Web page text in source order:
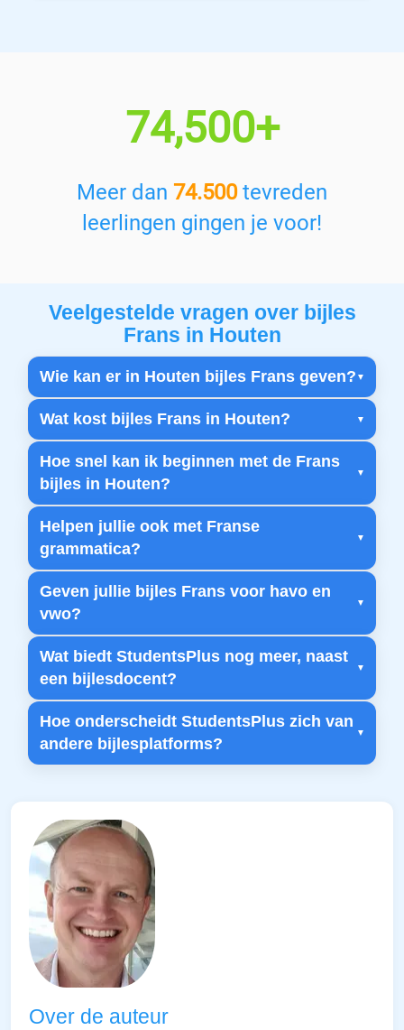
74,500+
Meer dan 74.500tevreden
leerlingen gingen je voor!
Veelgestelde vragen over bijles
Frans in Houten
Wie kan er in Houten bijles Frans geven?
Wat kost bijles Frans in Houten?
Hoe snel kan ik beginnen met de Frans
bijles in Houten?
Helpen jullie ook met Franse
grammatica?
Geven jullie bijles Frans voor havo en
vwo?
Wat biedt StudentsPlus nog meer, naast
een bijlesdocent?
Hoe onderscheidt StudentsPlus zich van
andere bijlesplatforms?
Over de auteur